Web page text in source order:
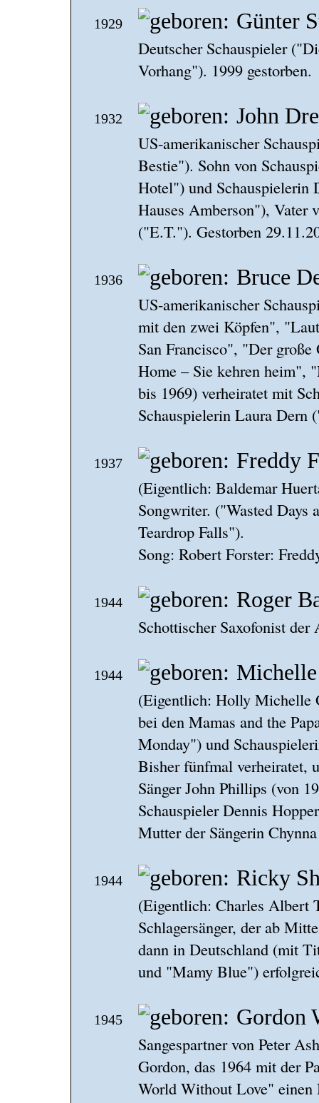
1929 Günter
Deutscher Schauspieler
Vorhang"). 1999 gestorben.
1932 John
US-amerikanischer
Bestie"). Sohn von
Hotel") und Schauspielerin
Hauses Amberson"), Vater
("E.T."). Gestorben
1936 Bruce
US-amerikanischer
mit den zwei Köpfen",
San Francisco", "Der
Home – Sie kehren heim",
bis 1969) verheiratet mit
Schauspielerin Laura Dern
1937 Freddy
(Eigentlich: Baldemar
Songwriter. ("Wasted Days
Teardrop Falls").
Song: Robert Forster:
1944 Roger
Schottischer Saxofonist der
1944
(Eigentlich: Holly Michelle
bei den Mamas and the
Monday") und
Bisher fünfmal verheiratet,
Sänger John Phillips (von
Schauspieler Dennis
Mutter der Sängerin
1944 Ricky
(Eigentlich: Charles Albert
Schlagersänger, der ab
dann in Deutschland (mit
und "Mamy Blue")
1945 Gordon
Sangespartner von Peter
Gordon, das 1964 mit der
World Without Love"